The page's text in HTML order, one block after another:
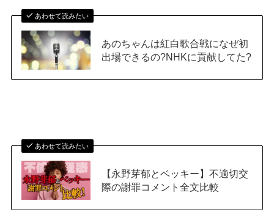
あわせて読みたい
あのちゃんは紅白歌合戦になぜ初
出場できるの?NHKに貢献してた?
あわせて読みたい
【永野芽郁とベッキー】不適切交
際の謝罪コメント全文比較